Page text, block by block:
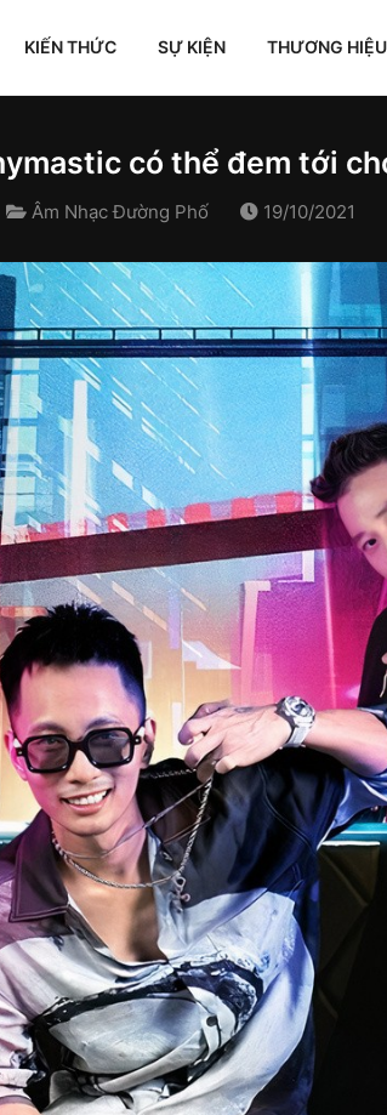
KIẾN THỨC SỰ KIỆN THƯƠNG HIỆU
có thể đem tới
Âm Nhạc Đường Phố 19/10/2021